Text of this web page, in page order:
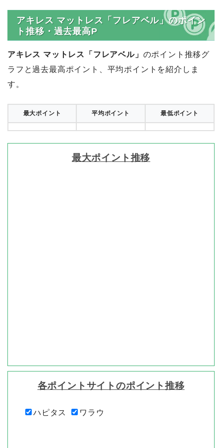
アキレス マットレス「フレアベル」のポイン
ト推移・過去最高P
アキレス マットレス「フレアベル」 のポイント推移グ
ラフと過去最高ポイント、平均ポイントを紹介しま
す。
最大ポイント 平均ポイント 最低ポイント
最大ポイント推移
各ポイントサイトのポイント推移
ハピタス ワラウ